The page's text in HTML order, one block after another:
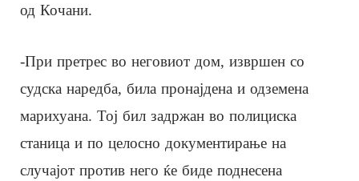
од Кочани.
-При претрес во неговиот дом, извршен со
судска наредба, била пронајдена и одземена
марихуана. Тој бил задржан во полициска
станица и по целосно документирање на
случајот против него ќе биде поднесена